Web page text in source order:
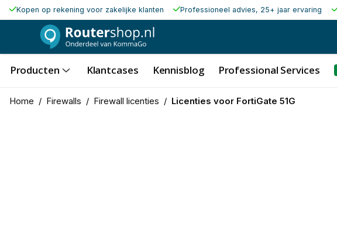
Kopen op rekening voor zakelijke klanten Professioneel advies, 25+ jaar ervaring
Producten Klantcases Kennisblog Professional Services
Home / Firewalls / Firewall licenties / Licenties voor FortiGate 51G